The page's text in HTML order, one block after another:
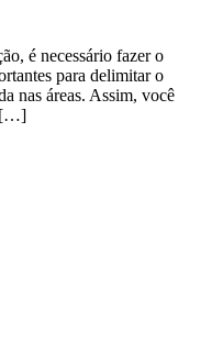
é necessário fazer o
para delimitar o
nas áreas. Assim, você
[…]